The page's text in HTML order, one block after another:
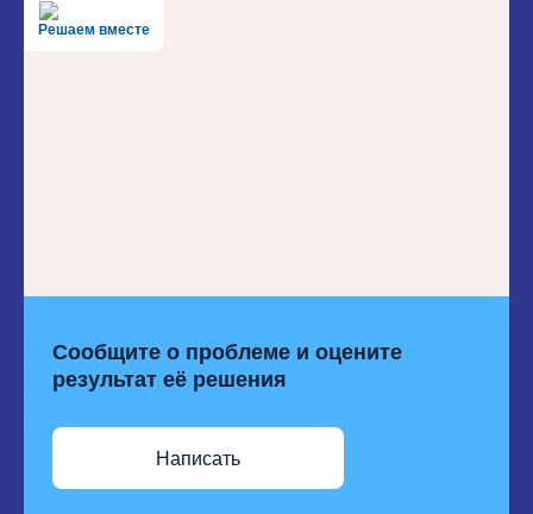
Решаем вместе
Сообщите о проблеме и оцените
результат её решения
Написать